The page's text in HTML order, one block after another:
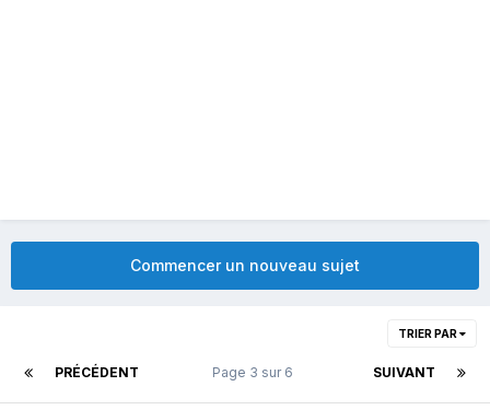
Commencer un nouveau sujet
TRIER PAR
PRÉCÉDENT SUIVANT
Page 3 sur 6